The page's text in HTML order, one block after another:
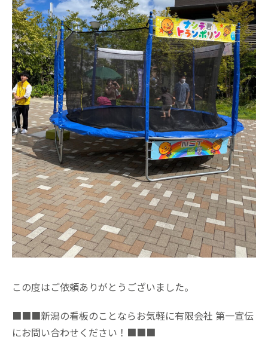
この度はご依頼ありがとうございました。
■■■新潟の看板のことならお気軽に有限会社 第一宣伝
にお問い合わせください！■■■